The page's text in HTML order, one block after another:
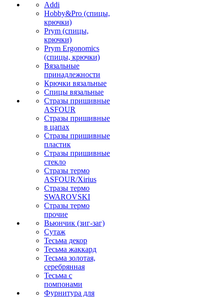
Addi
Hobby&Pro (спицы,
крючки)
Prym (спицы,
крючки)
Prym Ergonomics
(спицы, крючки)
Вязальные
принадлежности
Крючки вязальные
Спицы вязальные
Стразы пришивные
ASFOUR
Стразы пришивные
в цапах
Стразы пришивные
пластик
Стразы пришивные
стекло
Стразы термо
ASFOUR/Xirius
Стразы термо
SWAROVSKI
Стразы термо
прочие
Вьюнчик (зиг-заг)
Сутаж
Тесьма декор
Тесьма жаккард
Тесьма золотая,
серебрянная
Тесьма с
помпонами
Фурнитура для